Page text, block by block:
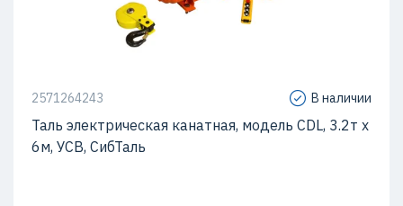
2571264243 В наличии
Таль электрическая канатная, модель CDL, 3.2т х
6м, УСВ, СибТаль